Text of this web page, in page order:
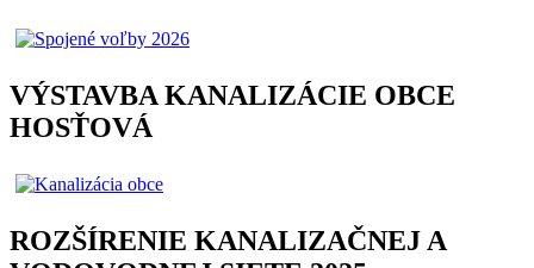
VÝSTAVBA KANALIZÁCIE OBCE
HOSŤOVÁ
ROZŠÍRENIE KANALIZAČNEJ A